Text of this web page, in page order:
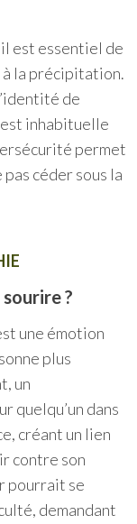
est essentiel de
la précipitation.
de
inhabituelle
permet
céder sous la
?
une émotion
plus
un
quelqu’un dans
créant un lien
contre son
pourrait se
demandant